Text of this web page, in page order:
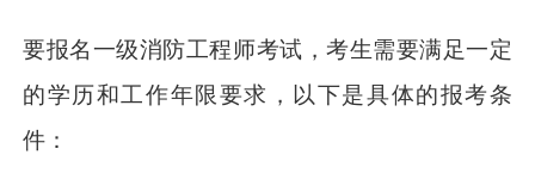
要报名一级消防工程师考试，考生需要满足一定
的学历和工作年限要求，以下是具体的报考条
件：